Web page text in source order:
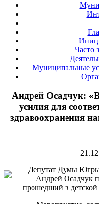
Часто
Муниципальные
Андрей Осадчук:
усилия для
здравоохранения
Депутат Думы
Андрей Осадчук
прошедший в детской